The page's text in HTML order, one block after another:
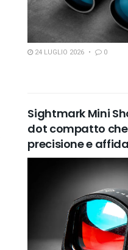
24 LUGLIO 2026 0
Sightmark Mini
dot compatto
precisione e